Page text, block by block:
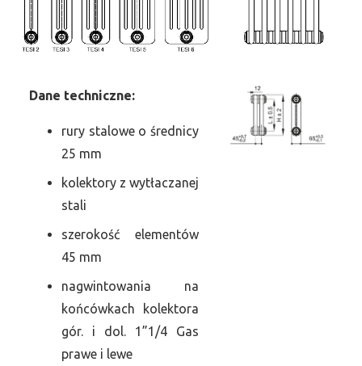
Dane techniczne:
rury stalowe o średnicy
25 mm
kolektory z wytłaczanej
stali
szerokość elementów
45 mm
nagwintowania na
końcówkach kolektora
gór. i dol. 1”1/4 Gas
prawe i lewe